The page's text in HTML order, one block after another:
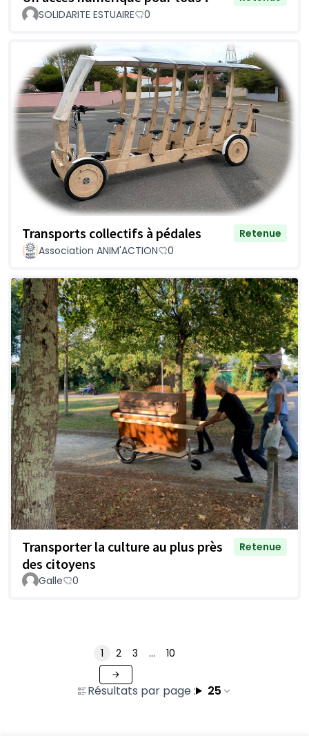
SOLIDARITE ESTUAIRE
0
Transports collectifs à pédales
Retenue
Association ANIM'ACTION
0
Transporter la culture au plus près
des citoyens
Retenue
Galle 0
Résultats par page : 25
1 2 3 … 10